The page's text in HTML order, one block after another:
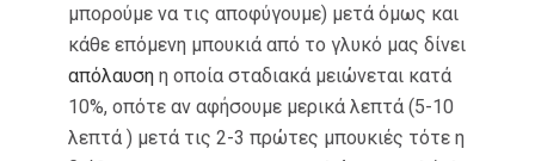
μπορούμε να τις αποφύγουμε) μετά όμως και
κάθε επόμενη μπουκιά από το γλυκό μας δίνει
απόλαυσηη οποία σταδιακά μειώνεται κατά
10%, οπότε αν αφήσουμε μερικά λεπτά (5-10
λεπτά ) μετά τις 2-3 πρώτες μπουκιές τότε η